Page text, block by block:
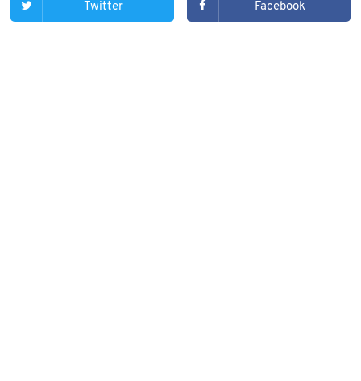
Twitter Facebook